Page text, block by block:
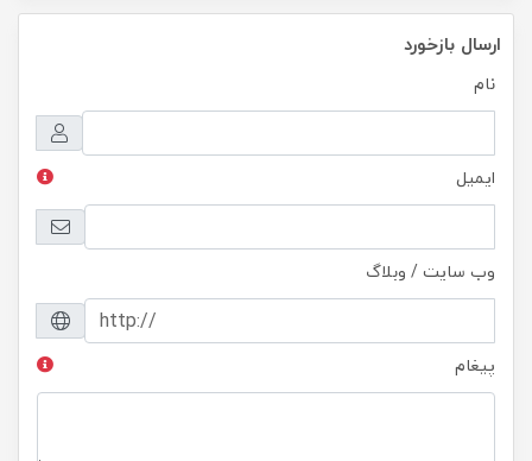
ارسال بازخورد
نام
ایمیل
وب سایت / وبلاگ
پیغام